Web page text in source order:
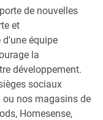
de nouvelles
et
équipe
la
développement.
sociaux
nos magasins de
Homesense,